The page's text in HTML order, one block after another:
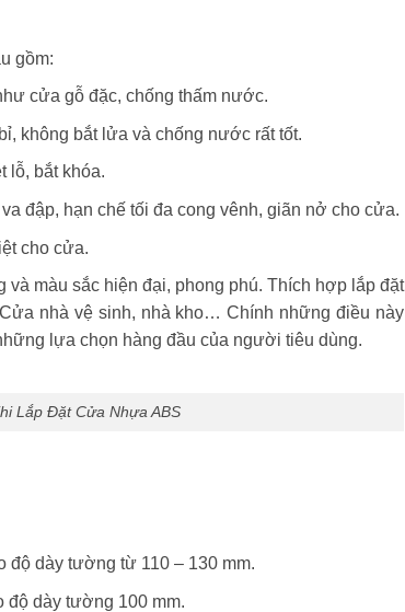
gồm:
cửa gỗ đặc, chống thấm nước.
không bắt lửa và chống nước rất tốt.
lỗ, bắt khóa.
đập, hạn chế tối đa cong vênh, giãn nở cho cửa.
cho cửa.
màu sắc hiện đại, phong phú. Thích hợp lắp đặt
nhà vệ sinh, nhà kho… Chính những điều này
lựa chọn hàng đầu của người tiêu dùng.
Lắp Đặt Cửa Nhựa ABS
độ dày tường từ 110 – 130 mm.
độ dày tường 100 mm.